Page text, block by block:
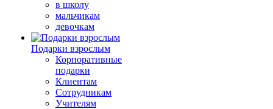
в школу
мальчикам
девочкам
Подарки взрослым
Корпоративные
подарки
Клиентам
Сотрудникам
Учителям